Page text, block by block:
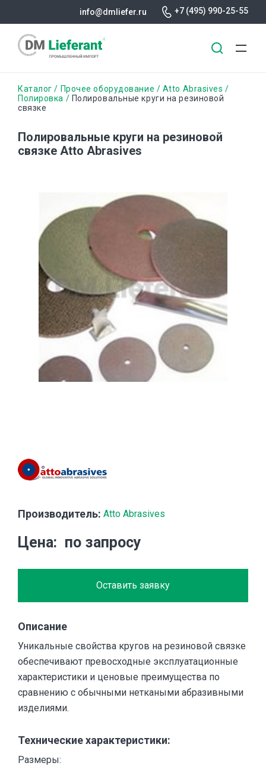
основному
info@dmliefer.ru +7 (495) 990-25-55
Строка
навигации
Каталог Прочее оборудование
Atto Abrasives
Полировка
Полировальные круги на резиновой
связке
Полировальные круги на резиновой
связке Atto Abrasives
Производитель: Atto Abrasives
Цена по запросу
Оставить заявку
Описание
Уникальные свойства кругов на резиновой связке
обеспечивают превосходные эксплуатационные
характеристики и ценовые преимущества по
сравнению с обычными неткаными абразивными
изделиями.
Технические характеристики:
Размеры: